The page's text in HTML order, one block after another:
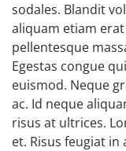
sodales. Blandit
aliquam etiam
pellentesque
Egestas congue
euismod. Neque
ac. Id neque
risus at ultrices.
et. Risus feugiat